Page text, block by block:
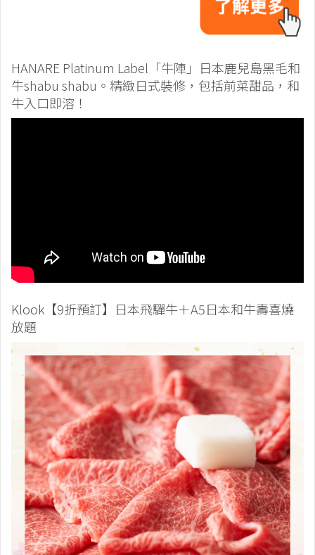
HANARE Platinum Label「牛陣」日本鹿兒島黑毛和
牛shabu shabu。精緻日式裝修，包括前菜甜品，和
牛入口即溶！
Klook【9折預訂】日本飛驒牛＋A5日本和牛壽喜燒
放題